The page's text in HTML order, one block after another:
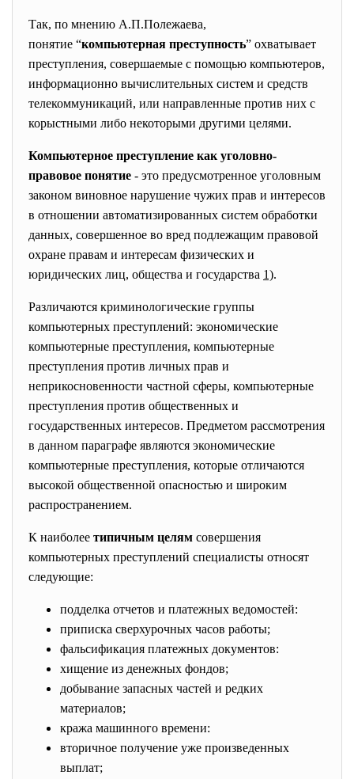
Так, по мнению А.П.Полежаева,
понятие “компьютерная преступность” охватывает
преступления, совершаемые с помощью компьютеров,
информационно вычислительных систем и средств
телекоммуникаций, или направленные против них с
корыстными либо некоторыми другими целями.
Компьютерное преступление как уголовно-
правовое понятие - это предусмотренное уголовным
законом виновное нарушение чужих прав и интересов
в отношении автоматизированных систем обработки
данных, совершенное во вред подлежащим правовой
охране правам и интересам физических и
юридических лиц, общества и государства 1).
Различаются криминологические группы
компьютерных преступлений: экономические
компьютерные преступления, компьютерные
преступления против личных прав и
неприкосновенности частной сферы, компьютерные
преступления против общественных и
государственных интересов. Предметом рассмотрения
в данном параграфе являются экономические
компьютерные преступления, которые отличаются
высокой общественной опасностью и широким
распространением.
К наиболее типичным целям совершения
компьютерных преступлений специалисты относят
следующие:
подделка отчетов и платежных ведомостей:
приписка сверхурочных часов работы;
фальсификация платежных документов:
хищение из денежных фондов;
добывание запасных частей и редких
материалов;
кража машинного времени:
вторичное получение уже произведенных
выплат;